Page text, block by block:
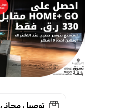
توصيل مجاني